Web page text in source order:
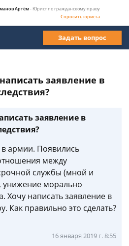
Артём- Юрист по гражданскому праву
Спросить юриста
Задать вопрос
заявление в
заявление в
в армии. Появились
между
службы (мной и
унижение морально
Хочу написать заявление в
Как правильно это сделать?
16 января 2019 г. 8:55